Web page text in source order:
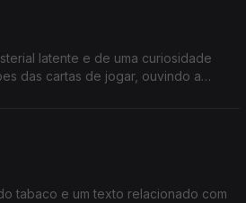
latente e de uma curiosidade
das cartas de jogar, ouvindo a
tabaco e um texto relacionado com